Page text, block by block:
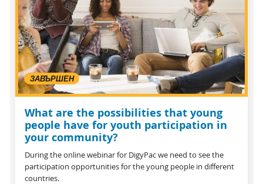
ЗАВЪРШЕН
What are the possibilities that young
people have for youth participation in
your community?
During the online webinar for DigyPac we need to see the
participation opportunities for the young people in different
countries.